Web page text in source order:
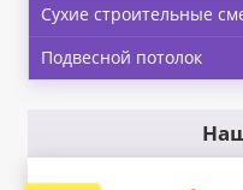
Сухие строительные
Подвесной потолок